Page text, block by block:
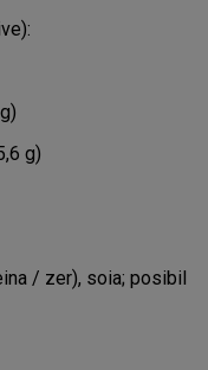
g)
/ zer), soia; posibil